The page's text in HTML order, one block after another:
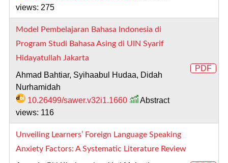
views: 275
Model Pembelajaran Bahasa Indonesia di
Program Studi Bahasa Asing di UIN Syarif
Hidayatullah Jakarta
Ahmad Bahtiar, Syihaabul Hudaa, Didah
Nurhamidah
10.26499/sawer.v32i1.1660
Abstract
views: 116
PDF
Unveiling Learners’ Foreign Language Speaking
Anxiety Factors: A Systematic Literature Review